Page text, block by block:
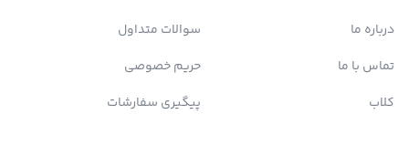
درباره ما
تماس با ما
کلاب
سوالات متداول
حریم خصوصی
پیگیری سفارشات